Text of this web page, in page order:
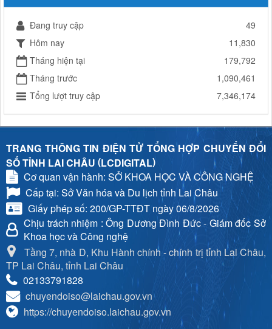
Đang truy cập
49
Hôm nay
11,830
Tháng hiện tại
179,792
Tháng trước
1,090,461
Tổng lượt truy cập
7,346,174
TRANG THÔNG TIN ĐIỆN TỬ TỔNG HỢP CHUYỂN ĐỔI
SỐ TỈNH LAI CHÂU (LCDIGITAL)
Cơ quan vận hành: SỞ KHOA HỌC VÀ CÔNG NGHỆ
Cấp tại: Sở Văn hóa và Du lịch tỉnh Lai Châu
Giấy phép số: 200/GP-TTĐT ngày 06/8/2026
Chịu trách nhiệm : Ông Dương Đình Đức - Giám đốc Sở
Khoa học và Công nghệ
Tầng 7, nhà D, Khu Hành chính - chính trị tỉnh Lai Châu,
TP Lai Châu, tỉnh Lai Châu
02133791828
chuyendoiso@laichau.gov.vn
https://chuyendoiso.laichau.gov.vn